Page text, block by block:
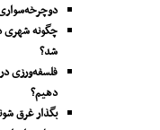
چگونه شهری
شد؟
فلسفه‌ورزی
دهیم؟
بگذار غرق